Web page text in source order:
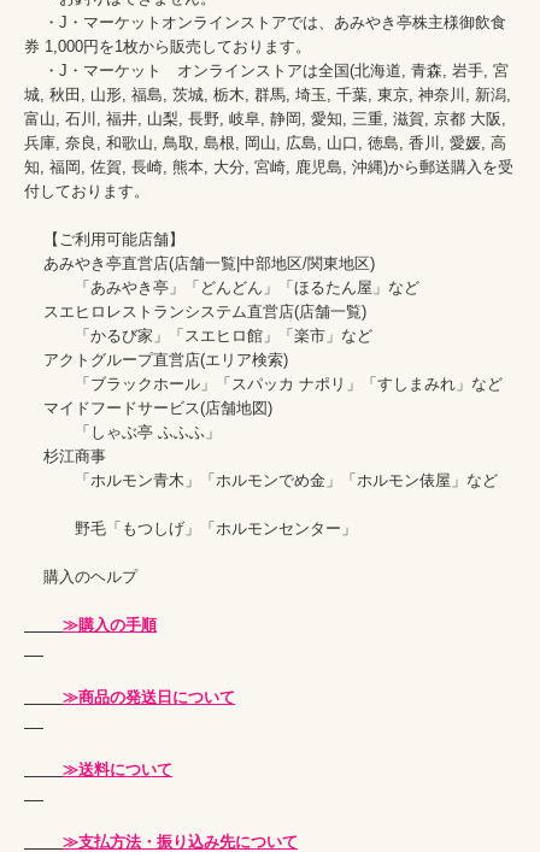
券 1,000円を1枚から販売しております。
城, 秋田, 山形, 福島, 茨城, 栃木, 群馬, 埼玉, 千葉, 東京, 神奈川, 新潟,
富山, 石川, 福井, 山梨, 長野, 岐阜, 静岡, 愛知, 三重, 滋賀, 京都 大阪,
兵庫, 奈良, 和歌山, 鳥取, 島根, 岡山, 広島, 山口, 徳島, 香川, 愛媛, 高
知, 福岡, 佐賀, 長崎, 熊本, 大分, 宮崎, 鹿児島, 沖縄)から郵送購入を受
付しております。
≫購入の手順
≫商品の発送日について
≫送料について
≫支払方法・振り込み先について